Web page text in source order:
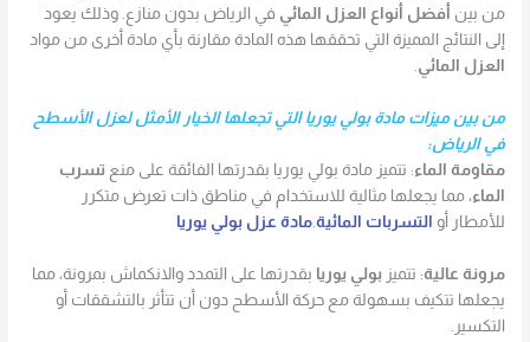
من بين أفضل أنواع العزل المائي في الرياض بدون منازع. وذلك يعود
إلى النتائج المميزة التي تحققها هذه المادة مقارنة بأي مادة أخرى من مواد
العزل المائي.
من بين ميزات مادة بولي يوريا التي تجعلها الخيار الأمثل لعزل الأسطح
في الرياض:
مقاومة الماء: تتميز مادة بولي يوريا بقدرتها الفائقة على منعتسرب
الماء، مما يجعلها مثالية للاستخدام في مناطق ذات تعرض متكرر
للأمطار أو التسربات المائية .مادة عزل بولي يوريا
مرونة عالية: تتميز بولي يوريا بقدرتها على التمدد والانكماش بمرونة، مما
يجعلها تتكيف بسهولة مع حركة الأسطح دون أن تتأثر بالتشققات أو
التكسير.